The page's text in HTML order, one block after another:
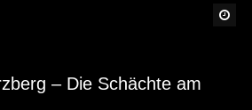
– Die Schächte am